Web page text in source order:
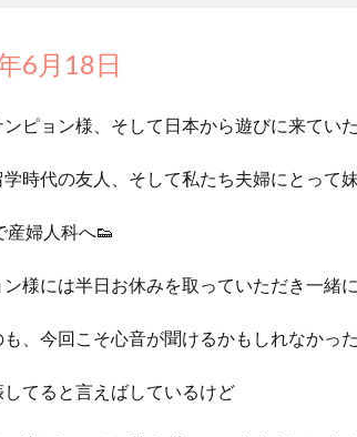
6月18日
ンピョン様、そして日本から遊びに来てい
学時代の友人、そして私たち夫婦にとって
産婦人科へ👟
様には半日お休みを取っていただき一緒
も、今回こそ心音が聞けるかもしれなかっ
てると言えばしているけど